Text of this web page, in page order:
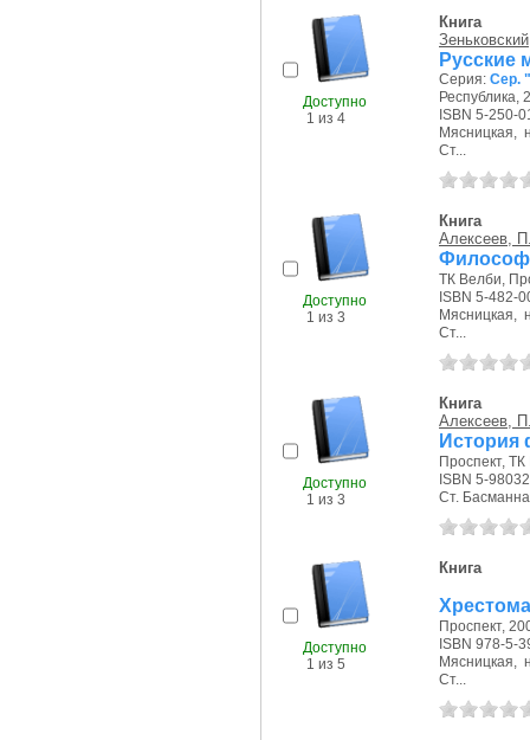
Доступно
1 из 4
Книга
Русские
Серия: Сер.
Республика,
ISBN 5-250-
Мясницкая,
Ст...
Доступно
1 из 3
Книга
Алексеев,
ТК Велби,
ISBN 5-482-
Мясницкая,
Ст...
Доступно
1 из 3
Книга
Алексеев,
История
Проспект,
ISBN 5-
Ст.
Доступно
1 из 5
Книга
Проспект,
ISBN 978-5-
Мясницкая,
Ст...